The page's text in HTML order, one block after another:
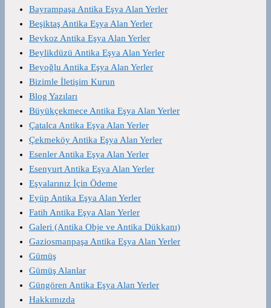
Bayrampaşa Antika Eşya Alan Yerler
Beşiktaş Antika Eşya Alan Yerler
Beykoz Antika Eşya Alan Yerler
Beylikdüzü Antika Eşya Alan Yerler
Beyoğlu Antika Eşya Alan Yerler
Bizimle İletişim Kurun
Blog Yazıları
Büyükçekmece Antika Eşya Alan Yerler
Çatalca Antika Eşya Alan Yerler
Çekmeköy Antika Eşya Alan Yerler
Esenler Antika Eşya Alan Yerler
Esenyurt Antika Eşya Alan Yerler
Eşyalarınız İçin Ödeme
Eyüp Antika Eşya Alan Yerler
Fatih Antika Eşya Alan Yerler
Galeri (Antika Obje ve Antika Dükkanı)
Gaziosmanpaşa Antika Eşya Alan Yerler
Gümüş
Gümüş Alanlar
Güngören Antika Eşya Alan Yerler
Hakkımızda